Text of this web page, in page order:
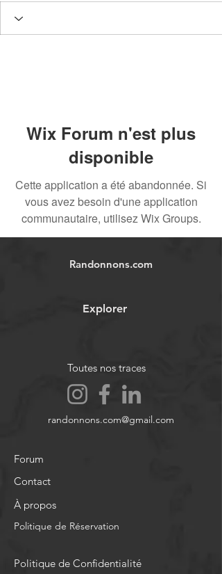
Wix Forum n'est plus
disponible
Cette application a été abandonnée. Si
vous avez besoin d'une application
communautaire, utilisez Wix Groups.
Randonnons.com
Explorer
Toutes nos traces
randonnons.com@gmail.com
Forum
Contact
À propos
Politique de Réservation
Politique de Confidentialité